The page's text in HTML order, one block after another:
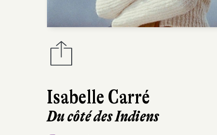
Isabelle Carré
Du côté des Indiens